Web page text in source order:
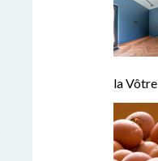
la Vôtre